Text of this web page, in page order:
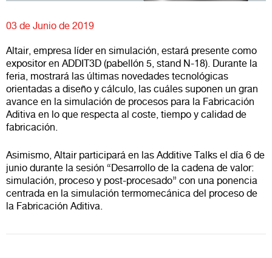
03 de Junio de 2019
Altair, empresa líder en simulación, estará presente como
expositor en ADDIT3D (pabellón 5, stand N-18). Durante la
feria, mostrará las últimas novedades tecnológicas
orientadas a diseño y cálculo, las cuáles suponen un gran
avance en la simulación de procesos para la Fabricación
Aditiva en lo que respecta al coste, tiempo y calidad de
fabricación.
Asimismo, Altair participará en las Additive Talks el día 6 de
junio durante la sesión “Desarrollo de la cadena de valor:
simulación, proceso y post-procesado” con una ponencia
centrada en la simulación termomecánica del proceso de
la Fabricación Aditiva.